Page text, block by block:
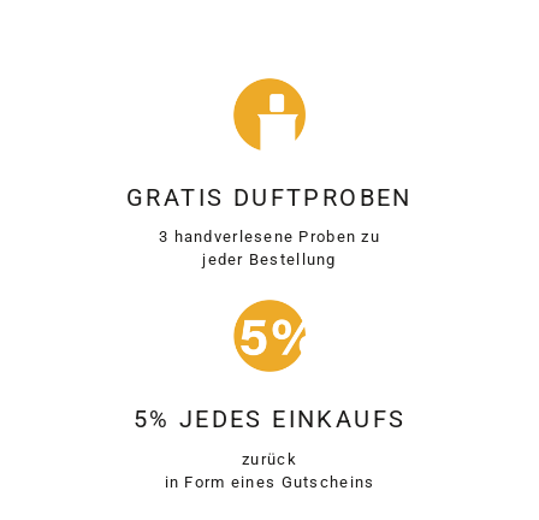
GRATIS DUFTPROBEN
3 handverlesene Proben zu
jeder Bestellung
5% JEDES EINKAUFS
zurück
in Form eines Gutscheins